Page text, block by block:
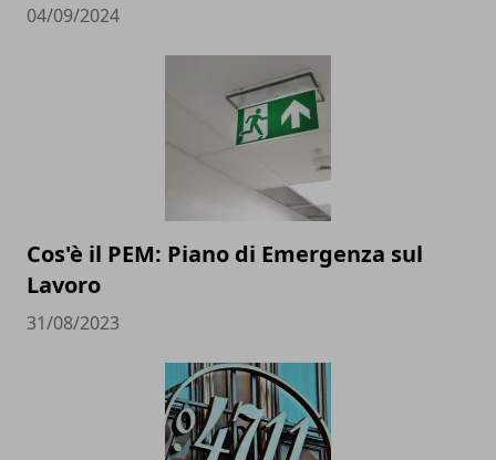
04/09/2024
Cos'è il PEM: Piano di Emergenza sul
Lavoro
31/08/2023